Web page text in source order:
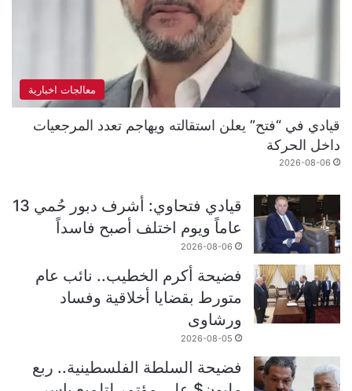
معالجات اخبارية
قيادي في “فتح” يعلن استقالته ويهاجم تعدد المرجعيات
داخل الحركة
2026-08-06
قيادي فتحاوي: أشرف دبور حُمي 13
عاماً ويوم اختلف أصبح فاسداً
2026-08-06
فضيحة أكرم الخطيب.. نائب عام
متورط بقضايا أخلاقية وفساد
ورشاوى
2026-08-05
فضيحة السلطة الفلسطينية.. ربع